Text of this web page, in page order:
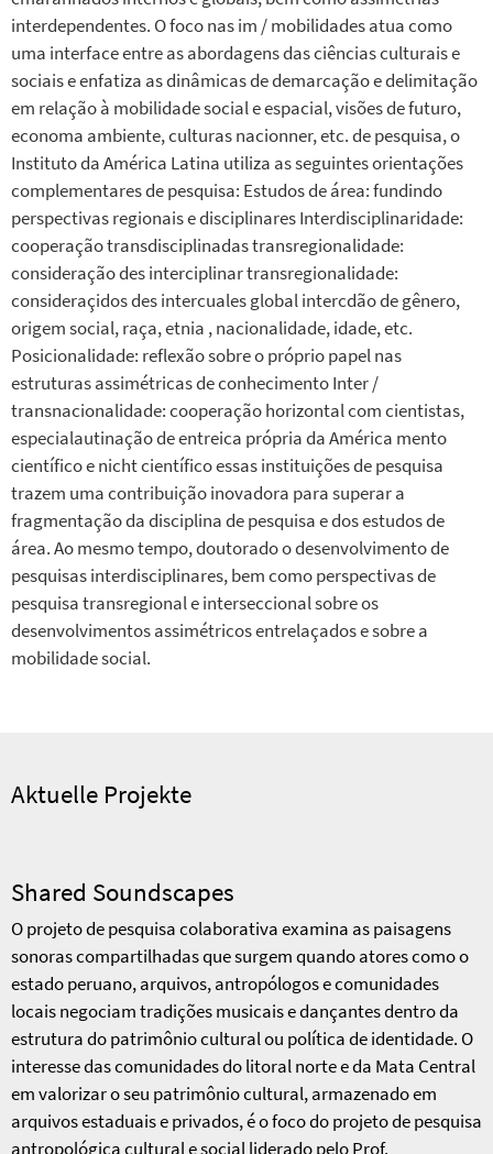
interdependentes. O foco nas im / mobilidades atua como
uma interface entre as abordagens das ciências culturais e
sociais e enfatiza as dinâmicas de demarcação e delimitação
em relação à mobilidade social e espacial, visões de futuro,
economa ambiente, culturas nacionner, etc. de pesquisa, o
Instituto da América Latina utiliza as seguintes orientações
complementares de pesquisa: Estudos de área: fundindo
perspectivas regionais e disciplinares Interdisciplinaridade:
cooperação transdisciplinadas transregionalidade:
consideração des interciplinar transregionalidade:
consideraçidos des intercuales global intercdão de gênero,
origem social, raça, etnia , nacionalidade, idade, etc.
Posicionalidade: reflexão sobre o próprio papel nas
estruturas assimétricas de conhecimento Inter /
transnacionalidade: cooperação horizontal com cientistas,
especialautinação de entreica própria da América mento
científico e nicht científico essas instituições de pesquisa
trazem uma contribuição inovadora para superar a
fragmentação da disciplina de pesquisa e dos estudos de
área. Ao mesmo tempo, doutorado o desenvolvimento de
pesquisas interdisciplinares, bem como perspectivas de
pesquisa transregional e interseccional sobre os
desenvolvimentos assimétricos entrelaçados e sobre a
mobilidade social.
Aktuelle Projekte
Shared Soundscapes
O projeto de pesquisa colaborativa examina as paisagens
sonoras compartilhadas que surgem quando atores como o
estado peruano, arquivos, antropólogos e comunidades
locais negociam tradições musicais e dançantes dentro da
estrutura do patrimônio cultural ou política de identidade. O
interesse das comunidades do litoral norte e da Mata Central
em valorizar o seu patrimônio cultural, armazenado em
arquivos estaduais e privados, é o foco do projeto de pesquisa
antropológica cultural e social liderado pelo Prof.